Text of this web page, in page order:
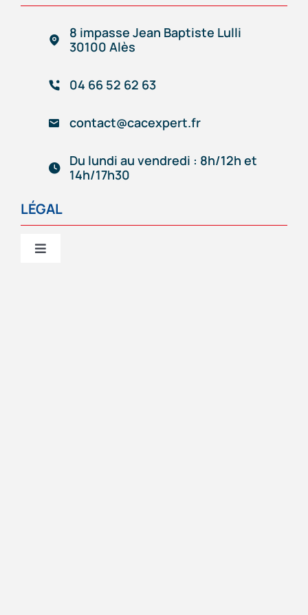
Outils de gestion connectés
Accompagnement d’entrepreneur
Notre équipe
8 impasse Jean Baptiste Lulli
30100 Alès
04 66 52 62 63
contact@cacexpert.fr
Du lundi au vendredi : 8h/12h et
14h/17h30
LÉGAL
Toggle